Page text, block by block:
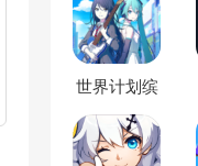
世界计划缤